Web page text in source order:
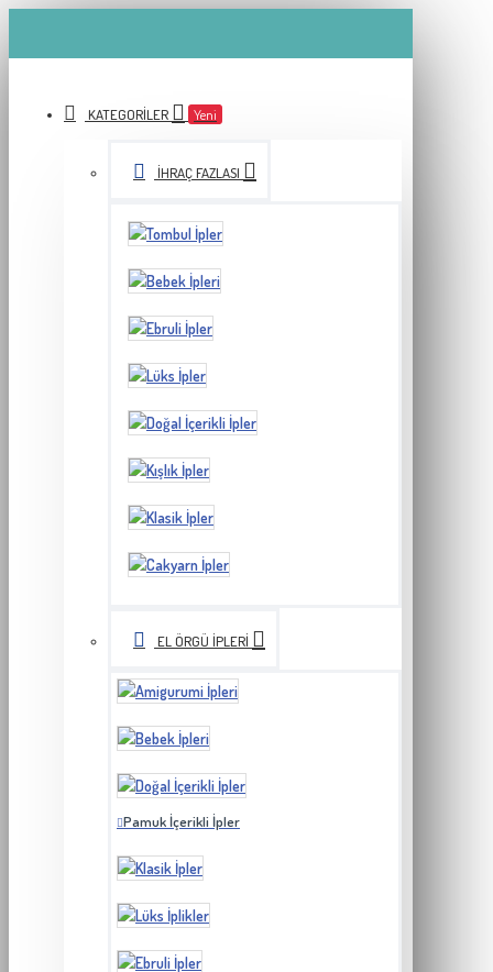
KATEGORILER Yeni
İHRAÇ FAZLASI
EL ÖRGÜ İPLERI
Pamuk İçerikli İpler